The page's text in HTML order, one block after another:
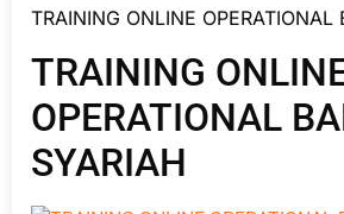
TRAINING ONLINE OPERATIONAL
TRAINING
OPERATIONAL
SYARIAH